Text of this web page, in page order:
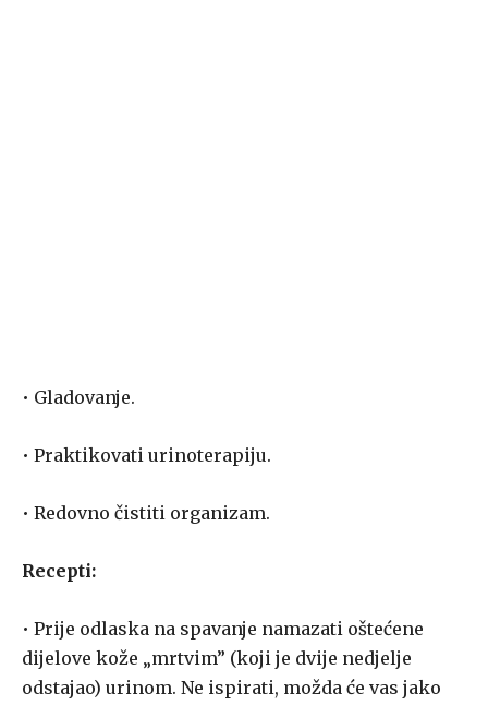
• Gladovanje.
• Praktikovati urinoterapiju.
• Redovno čistiti organizam.
Recepti:
• Prije odlaska na spavanje namazati oštećene
dijelove kože „mrtvim” (koji je dvije nedjelje
odstajao) urinom. Ne ispirati, možda će vas jako